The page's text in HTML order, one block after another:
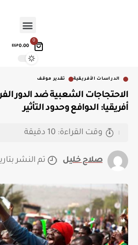
0
EGP0.00
الدراسات الأفريقية تقدير موقف
الاحتجاجات الشعبية ضد الدور
أفريقيا: الدوافع وحدود التأثير
صلاح خليل تم النشر بتاريخ 14/08/
وقت القراءة: 10 دقيقة